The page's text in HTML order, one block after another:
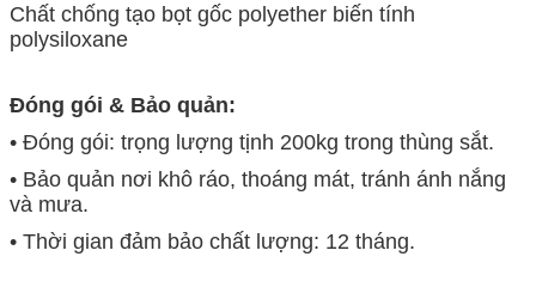
Chất chống tạo bọt gốc polyether biến tính
polysiloxane
Đóng gói & Bảo quản:
• Đóng gói: trọng lượng tịnh 200kg trong thùng sắt.
• Bảo quản nơi khô ráo, thoáng mát, tránh ánh nắng
và mưa.
• Thời gian đảm bảo chất lượng: 12 tháng.